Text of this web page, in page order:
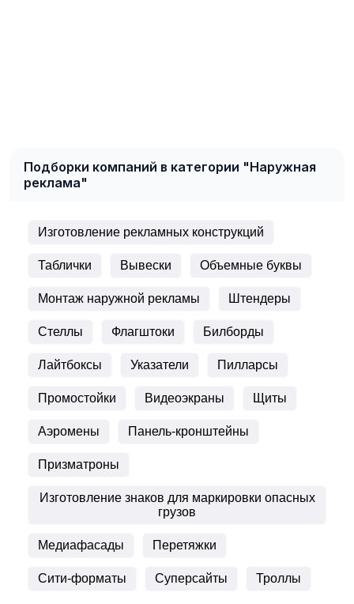
Подборки компаний в категории "Наружная
реклама"
Изготовление рекламных конструкций
Таблички Вывески Объемные буквы
Монтаж наружной рекламы Штендеры
Стеллы Флагштоки Билборды
Лайтбоксы Указатели Пилларсы
Промостойки Видеоэкраны Щиты
Аэромены Панель-кронштейны
Призматроны
Изготовление знаков для маркировки опасных
грузов
Медиафасады Перетяжки
Сити-форматы Суперсайты Троллы